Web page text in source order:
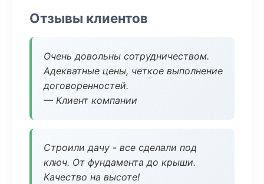
Отзывы клиентов
Очень довольны сотрудничеством.
Адекватные цены, четкое выполнение
договоренностей.
— Клиент компании
Строили дачу - все сделали под
ключ. От фундамента до крыши.
Качество на высоте!